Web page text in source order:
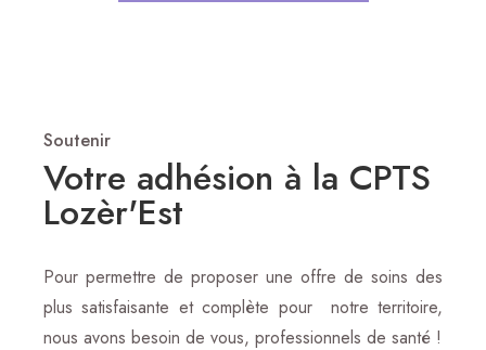
Soutenir
Votre adhésion à la CPTS
Lozèr'Est
Pour permettre de proposer une offre de soins des
plus satisfaisante et complète pour notre territoire,
nous avons besoin de vous, professionnels de santé !